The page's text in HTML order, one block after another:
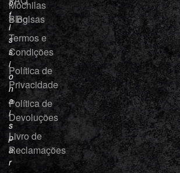
o
f
i
s
s
i
o
n
a
i
s
p
a
r
Mochilas
e Bolsas
Blog
Termos e
Condições
Política de
Privacidade
Política de
Devoluções
Livro de
Reclamações